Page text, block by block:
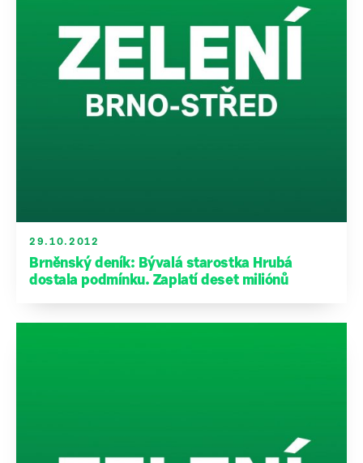
29.10.2012
Brněnský deník: Bývalá starostka Hrubá
dostala podmínku. Zaplatí deset miliónů